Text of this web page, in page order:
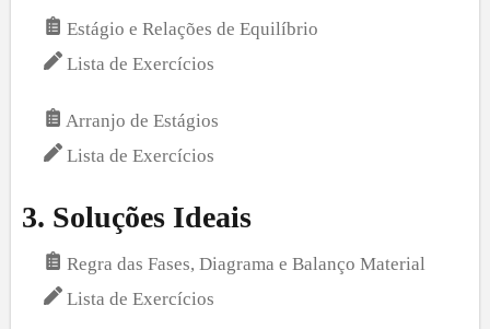
Estágio e Relações de Equilíbrio
Lista de Exercícios
Arranjo de Estágios
Lista de Exercícios
3. Soluções Ideais
Regra das Fases, Diagrama e Balanço Material
Lista de Exercícios